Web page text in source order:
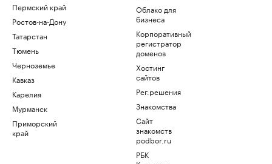
Пермский край
Ростов-на-Дону
Татарстан
Тюмень
Черноземье
Кавказ
Карелия
Мурманск
Приморский
край
Облако для
бизнеса
Корпоративный
регистратор
доменов
Хостинг
сайтов
Рег.решения
Знакомства
Сайт
знакомств
podbor.ru
РБК